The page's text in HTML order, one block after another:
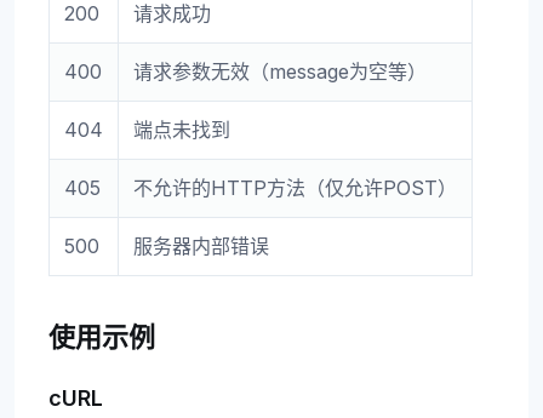
200 请求成功
400 请求参数无效（message为空等）
404 端点未找到
405 不允许的HTTP方法（仅允许POST）
500 服务器内部错误
使用示例
cURL